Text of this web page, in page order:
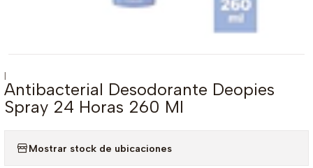
|
Antibacterial Desodorante Deopies
Spray 24 Horas 260 Ml
Mostrar stock de ubicaciones